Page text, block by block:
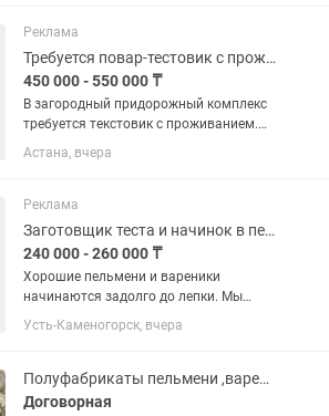
принимаем заявки до 19 30 на
следующий...
Реклама
Требуется повар-тестовик с проживанием
450 000 - 550 000 ₸
В загородный придорожный комплекс
требуется текстовик с проживанием.
Работа с тестом, выпечкой и тд Лепка
пельменей, манты, лепешки, вареники.
Заработная плата...
Астана, вчера
Реклама
Заготовщик теста и начинок в пельменный цех
240 000 - 260 000 ₸
Хорошие пельмени и вареники
начинаются задолго до лепки. Мы
ищем человека, который любит
порядок, умеет работать с продуктами
заготовка — основа вкусной...
Усть-Каменогорск, вчера
Полуфабрикаты пельмени ,вареники
Договорная